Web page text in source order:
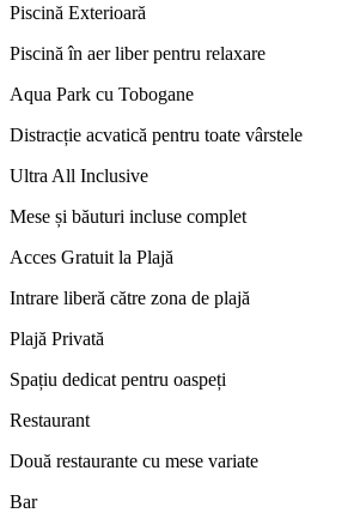
Piscină Exterioară
Piscină în aer liber pentru relaxare
Aqua Park cu Tobogane
Distracție acvatică pentru toate vârstele
Ultra All Inclusive
Mese și băuturi incluse complet
Acces Gratuit la Plajă
Intrare liberă către zona de plajă
Plajă Privată
Spațiu dedicat pentru oaspeți
Restaurant
Două restaurante cu mese variate
Bar